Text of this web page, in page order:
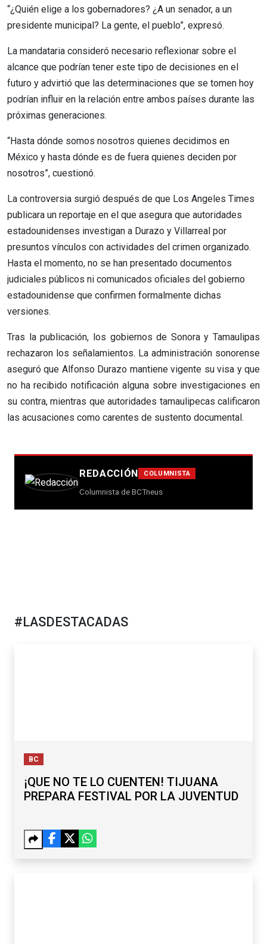
“¿Quién elige a los gobernadores? ¿A un senador, a un
presidente municipal? La gente, el pueblo”, expresó.
La mandataria consideró necesario reflexionar sobre el
alcance que podrían tener este tipo de decisiones en el
futuro y advirtió que las determinaciones que se tomen hoy
podrían influir en la relación entre ambos países durante las
próximas generaciones.
“Hasta dónde somos nosotros quienes decidimos en
México y hasta dónde es de fuera quienes deciden por
nosotros”, cuestionó.
La controversia surgió después de que Los Angeles Times
publicara un reportaje en el que asegura que autoridades
estadounidenses investigan a Durazo y Villarreal por
presuntos vínculos con actividades del crimen organizado.
Hasta el momento, no se han presentado documentos
judiciales públicos ni comunicados oficiales del gobierno
estadounidense que confirmen formalmente dichas
versiones.
Tras la publicación, los gobiernos de Sonora y Tamaulipas
rechazaron los señalamientos. La administración sonorense
aseguró que Alfonso Durazo mantiene vigente su visa y que
no ha recibido notificación alguna sobre investigaciones en
su contra, mientras que autoridades tamaulipecas calificaron
las acusaciones como carentes de sustento documental.
REDACCIÓN COLUMNISTA
Columnista de BCTneus
#LASDESTACADAS
BC
¡QUE NO TE LO CUENTEN! TIJUANA
PREPARA FESTIVAL POR LA JUVENTUD